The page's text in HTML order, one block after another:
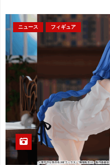
ニュース フィギュア